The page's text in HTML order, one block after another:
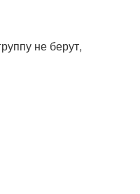
не берут,